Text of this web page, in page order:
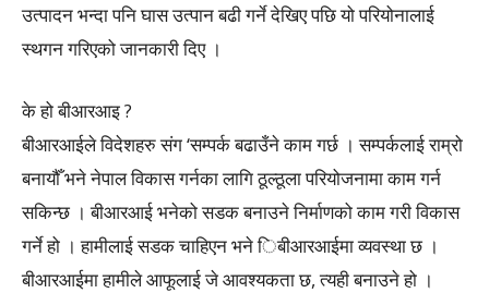
उत्पादन भन्दा पनि घास उत्पान बढी गर्ने देखिए पछि यो परियोनालाई
स्थगन गरिएको जानकारी दिए ।
के हो बीआरआइ ?
बीआरआईले विदेशहरु संग ‘सम्पर्क बढाउँने काम गर्छ । सम्पर्कलाई राम्रो
बनायौँ भने नेपाल विकास गर्नका लागि ठूल्ठूला परियोजनामा काम गर्न
सकिन्छ । बीआरआई भनेको सडक बनाउने निर्माणको काम गरी विकास
गर्ने हो । हामीलाई सडक चाहिएन भने िबीआरआईमा व्यवस्था छ ।
बीआरआईमा हामीले आफूलाई जे आवश्यकता छ, त्यही बनाउने हो ।